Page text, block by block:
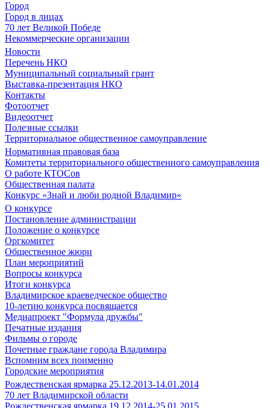
Город
Город в лицах
70 лет Великой Победе
Некоммерческие организации
Новости
Перечень НКО
Муниципальный социальный грант
Выставка-презентация НКО
Контакты
Фотоотчет
Видеоотчет
Полезные ссылки
Территориальное общественное самоуправление
Нормативная правовая база
Комитеты территориального общественного самоуправления
О работе КТОСов
Общественная палата
Конкурс «Знай и люби родной Владимир»
О конкурсе
Постановление администрации
Положение о конкурсе
Оргкомитет
Общественное жюри
План мероприятий
Вопросы конкурса
Итоги конкурса
Владимирское краеведческое общество
10-летию конкурса посвящается
Медиапроект "Формула дружбы"
Печатные издания
Фильмы о городе
Почетные граждане города Владимира
Вспомним всех поименно
Городские мероприятия
Рождественская ярмарка 25.12.2013-14.01.2014
70 лет Владимирской области
Рождественская ярмарка 19.12.2014-25.01.2015